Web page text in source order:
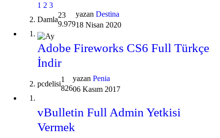
1 2 3
Damla
23
9.979
yazan Destina
18 Nisan 2020
Adobe Fireworks CS6 Full Türkçe
İndir
pcdelisi
1
826
yazan Penia
06 Kasım 2017
vBulletin Full Admin Yetkisi
Vermek